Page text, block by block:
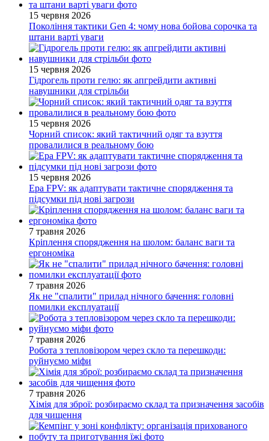
15 червня 2026
Покоління тактики Gen 4: чому нова бойова сорочка та
штани варті уваги
15 червня 2026
Гідрогель проти гелю: як апгрейдити активні
навушники для стрільби
15 червня 2026
Чорний список: який тактичний одяг та взуття
провалилися в реальному бою
15 червня 2026
Ера FPV: як адаптувати тактичне спорядження та
підсумки під нові загрози
7 травня 2026
Кріплення спорядження на шолом: баланс ваги та
ергономіка
7 травня 2026
Як не "спалити" прилад нічного бачення: головні
помилки експлуатації
7 травня 2026
Робота з тепловізором через скло та перешкоди:
руйнуємо міфи
7 травня 2026
Хімія для зброї: розбираємо склад та призначення засобів
для чищення